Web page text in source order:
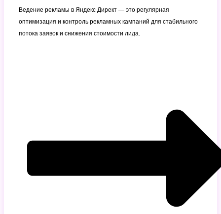
Ведение рекламы в Яндекс Директ — это регулярная
оптимизация и контроль рекламных кампаний для стабильного
потока заявок и снижения стоимости лида.